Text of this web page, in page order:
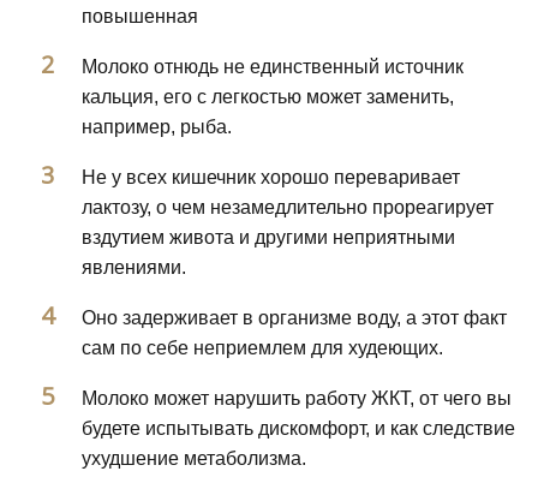
повышенная
Молоко отнюдь не единственный источник
кальция, его с легкостью может заменить,
например, рыба.
Не у всех кишечник хорошо переваривает
лактозу, о чем незамедлительно прореагирует
вздутием живота и другими неприятными
явлениями.
Оно задерживает в организме воду, а этот факт
сам по себе неприемлем для худеющих.
Молоко может нарушить работу ЖКТ, от чего вы
будете испытывать дискомфорт, и как следствие
ухудшение метаболизма.